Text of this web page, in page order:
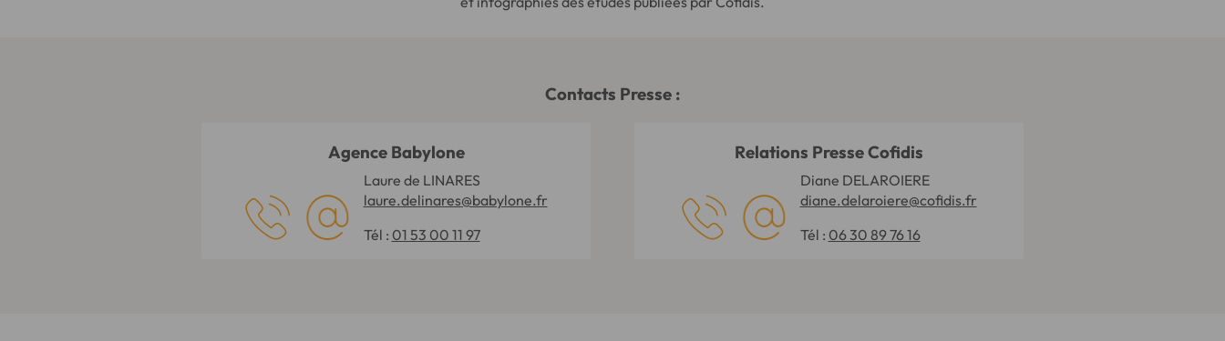
Contacts Presse :
Agence Babylone
Laure de LINARES
laure.delinares@babylone.fr
Tél : 01 53 00 11 97
Relations Presse Cofidis
Diane DELAROIERE
diane.delaroiere@cofidis.fr
Tél : 06 30 89 76 16